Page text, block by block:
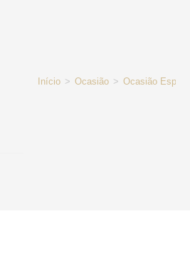
Início > Ocasião > Ocasião